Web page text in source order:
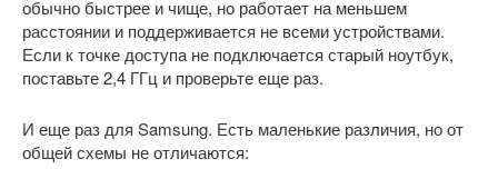
обычно быстрее и чище, но работает на меньшем
расстоянии и поддерживается не всеми устройствами.
Если к точке доступа не подключается старый ноутбук,
поставьте 2,4 ГГц и проверьте еще раз.
И еще раз для Samsung. Есть маленькие различия, но от
общей схемы не отличаются: